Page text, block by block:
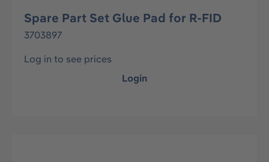
Spare Part Set Glue Pad for R-FID
3703897
Log in to see prices
Login